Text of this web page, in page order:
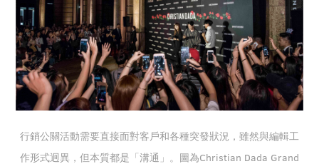
行銷公關活動需要直接面對客戶和各種突發狀況，雖然與編輯工
作形式迥異，但本質都是「溝通」。圖為Christian Dada Grand